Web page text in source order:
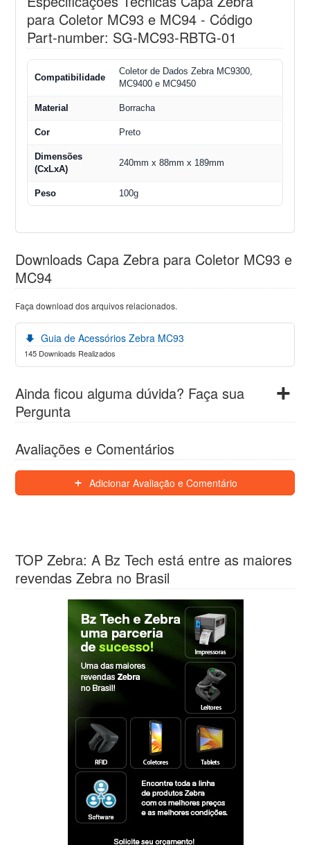
para Coletor MC93 e MC94 - Código
Part-number: SG-MC93-RBTG-01
Compatibilidade
Coletor de Dados Zebra MC9300,
MC9400 e MC9450
Material Borracha
Cor Preto
Dimensões
(CxLxA)
240mm x 88mm x 189mm
Peso 100g
Downloads Capa Zebra para Coletor MC93 e
MC94
Faça download dos arquivos relacionados.
Guia de Acessórios Zebra MC93
145 Downloads Realizados
Ainda ficou alguma dúvida? Faça sua
Pergunta
Avaliações e Comentários
Adicionar Avaliação e Comentário
TOP Zebra: A Bz Tech está entre as maiores
revendas Zebra no Brasil